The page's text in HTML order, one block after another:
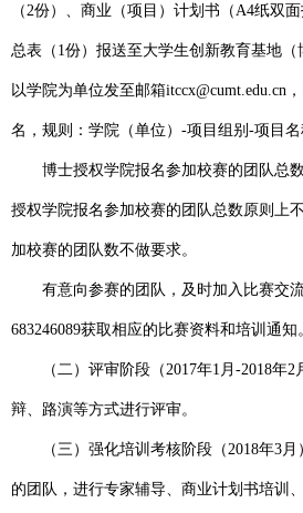
（ 2份）、商业（项目）计划书（ A4纸双面
总表（ 1 份）报送至大学生创新教育基地
以学院为单位发至邮箱itccx@cumt.edu.cn
名，规则：学院（单位） -项目组别 -项目
博士授权学院报名参加校赛的团队总
授权学院报名参加校赛的团队总数原则上
加校赛的团队数不做要求。
有意向参赛的团队，及时加入比赛交
683246089获取相应的比赛资料和培训通知
（二）评审阶段（ 2017年1 月 -2018年2
辩、路演等方式进行评审。
（三）强化培训考核阶段（ 2018年3
的团队，进行专家辅导、商业计划书培训